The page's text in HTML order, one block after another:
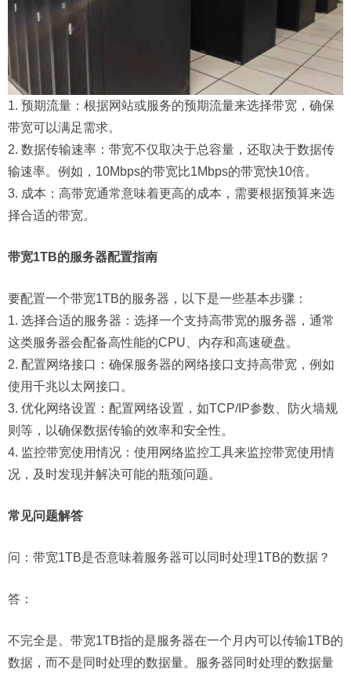
1. 预期流量：根据网站或服务的预期流量来选择带宽，确保
带宽可以满足需求。
2. 数据传输速率：带宽不仅取决于总容量，还取决于数据传
输速率。例如，10Mbps的带宽比1Mbps的带宽快10倍。
3. 成本：高带宽通常意味着更高的成本，需要根据预算来选
择合适的带宽。
带宽1TB的服务器配置指南
要配置一个带宽1TB的服务器，以下是一些基本步骤：
1. 选择合适的服务器：选择一个支持高带宽的服务器，通常
这类服务器会配备高性能的CPU、内存和高速硬盘。
2. 配置网络接口：确保服务器的网络接口支持高带宽，例如
使用千兆以太网接口。
3. 优化网络设置：配置网络设置，如TCP/IP参数、防火墙规
则等，以确保数据传输的效率和安全性。
4. 监控带宽使用情况：使用网络监控工具来监控带宽使用情
况，及时发现并解决可能的瓶颈问题。
常见问题解答
问： 带宽1TB是否意味着服务器可以同时处理1TB的数据？
答：
不完全是。带宽1TB指的是服务器在一个月内可以传输1TB的
数据，而不是同时处理的数据量。服务器同时处理的数据量